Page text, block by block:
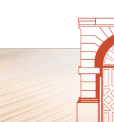
content